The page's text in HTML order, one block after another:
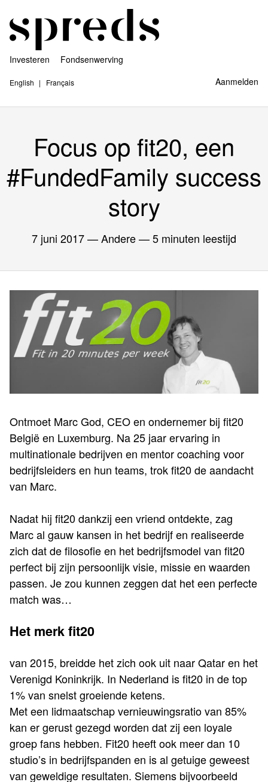
Investeren Fondsenwerving
English Français Aanmelden
Focus op fit20, een
#FundedFamily success
story
7 juni 2017— Andere — 5 minuten leestijd
Ontmoet Marc God, CEO en ondernemer bij fit20
België en Luxemburg. Na 25 jaar ervaring in
multinationale bedrijven en mentor coaching voor
bedrijfsleiders en hun teams, trok fit20 de aandacht
van Marc.
Nadat hij fit20 dankzij een vriend ontdekte, zag
Marc al gauw kansen in het bedrijf en realiseerde
zich dat de filosofie en het bedrijfsmodel van fit20
perfect bij zijn persoonlijk visie, missie en waarden
passen. Je zou kunnen zeggen dat het een perfecte
match was…
Het merk fit20
van 2015, breidde het zich ook uit naar Qatar en het
Verenigd Koninkrijk. In Nederland is fit20 in de top
1% van snelst groeiende ketens.
Met een lidmaatschap vernieuwingsratio van 85%
kan er gerust gezegd worden dat zij een loyale
groep fans hebben. Fit20 heeft ook meer dan 10
studio’s in bedrijfspanden en is al getuige geweest
van geweldige resultaten. Siemens bijvoorbeeld